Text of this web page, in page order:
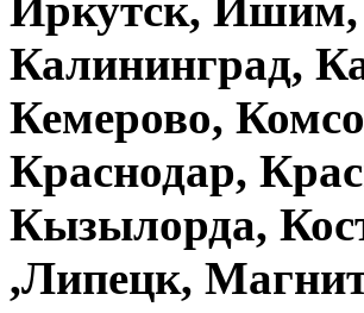
Калининград,
Кемерово,
Краснодар,
Кызылорда,
,Липецк,